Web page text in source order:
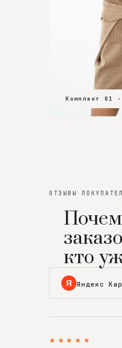
Комплект 01
Комплект 02
Комплект 03
ОТЗЫВЫ
кто
Я Яндекс
★★★★★